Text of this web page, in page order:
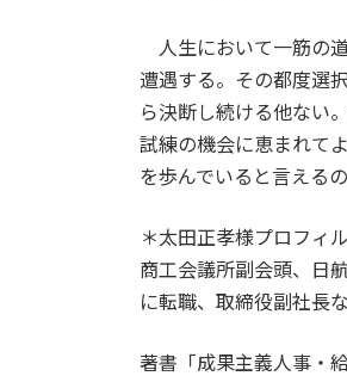
人生において一筋の
遭遇する。その都度選
ら決断し続ける他ない
試練の機会に恵まれて
を歩んでいると言える
＊太田正孝様プロフィ
商工会議所副会頭、日
に転職、取締役副社長
著書「成果主義人事・